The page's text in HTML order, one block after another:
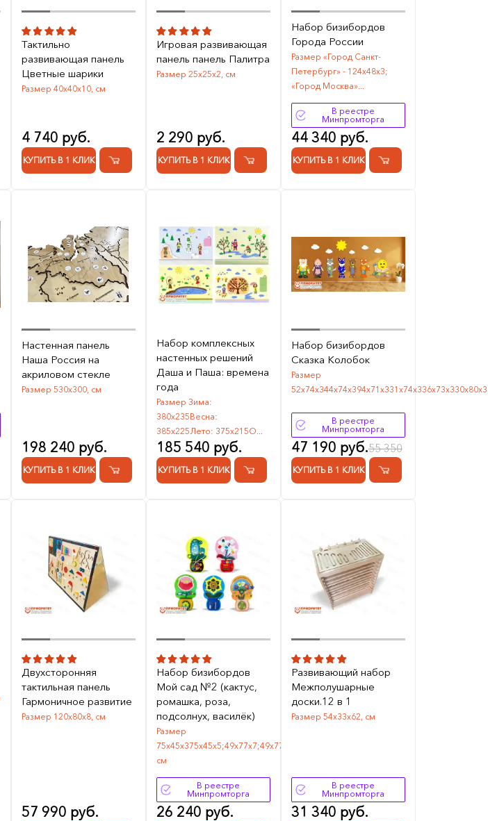
Тактильно
развивающая панель
Цветные шарики
Размер 40х40х10, см
4 740 руб.
КУПИТЬ В 1 КЛИК
Игровая развивающая
панель панель Палитра
Размер 25х25х2, см
2 290 руб.
КУПИТЬ В 1 КЛИК
Набор бизибордов
Города России
Размер «Город Санкт-
Петербург» - 124х48х3;
«Город Москва»...
В реестре
Минпромторга
44 340 руб.
КУПИТЬ В 1 КЛИК
Настенная панель
Наша Россия на
акриловом стекле
Размер 530х300, см
198 240 руб.
КУПИТЬ В 1 КЛИК
Набор комплексных
настенных решений
Даша и Паша: времена
года
Размер Зима:
380х235Весна:
385х225Лето: 375х215О...
185 540 руб.
КУПИТЬ В 1 КЛИК
Набор бизибордов
Сказка Колобок
Размер
В реестре
Минпромторга
47 190 руб.55 350
КУПИТЬ В 1 КЛИК
Двухсторонняя
тактильная панель
Гармоничное развитие
Размер 120х80х8, см
57 990 руб.
Набор бизибордов
Мой сад №2 (кактус,
ромашка, роза,
подсолнух, василёк)
Размер
75х45х375х45х5;49х77х7;49х77х7;75х50х5,
см
В реестре
Минпромторга
26 240 руб.
Развивающий набор
Межполушарные
доски.12 в 1
Размер 54х33х62, см
В реестре
Минпромторга
31 340 руб.